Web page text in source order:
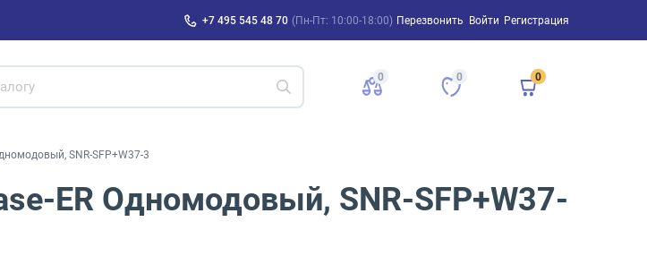
+7 495 545 48 70 (Пн-Пт: 10:00-18:00) Перезвонить Войти Регистрация
0 0 0
SNR-SFP+W37-3
ER Одномодовый, SNR-SFP+W37-